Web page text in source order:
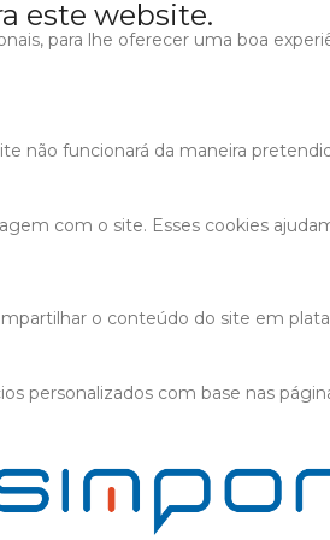
este website.
para lhe oferecer uma boa
não funcionará da maneira
com o site. Esses cookies
o conteúdo do site em
personalizados com base nas